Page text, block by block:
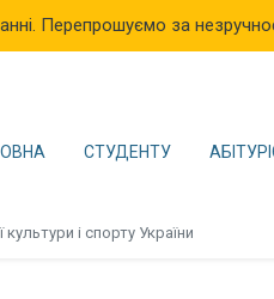
Перепрошуємо за
СТУДЕНТУ
і спорту України